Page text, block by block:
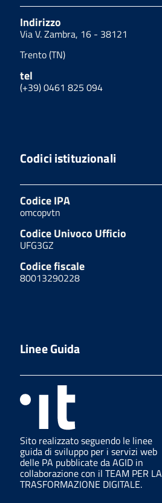
Indirizzo
Via V. Zambra, 16 - 38121
Trento (TN)
tel
(+39) 0461 825 094
Codici istituzionali
Codice IPA
omcopvtn
Codice Univoco Ufficio
UFG3GZ
Codice fiscale
80013290228
Linee Guida
Sito realizzato seguendo le linee
guida di sviluppo per i servizi web
delle PA pubblicate da AGID in
collaborazione con il TEAM PER LA
TRASFORMAZIONE DIGITALE.